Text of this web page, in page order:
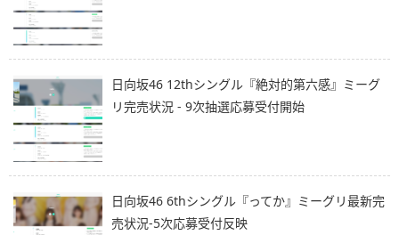
日向坂46 12thシングル『絶対的第六感』ミーグ
リ完売状況 - 9次抽選応募受付開始
日向坂46 6thシングル『ってか』ミーグリ最新完
売状況-5次応募受付反映